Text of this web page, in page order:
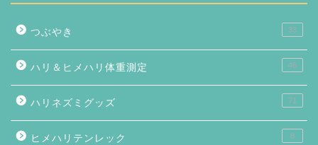
つぶやき 33
ハリ＆ヒメハリ体重測定 46
ハリネズミグッズ 71
ヒメハリテンレック 8